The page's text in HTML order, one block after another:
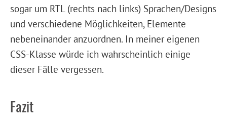
sogar um RTL (rechts nach links) Sprachen/Designs
und verschiedene Möglichkeiten, Elemente
nebeneinander anzuordnen. In meiner eigenen
CSS-Klasse würde ich wahrscheinlich einige
dieser Fälle vergessen.
Fazit